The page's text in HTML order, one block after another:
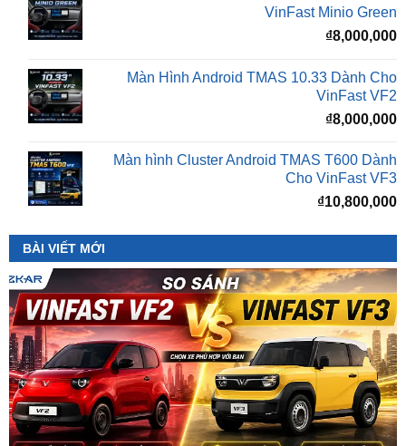
VinFast Minio Green
₫8,000,000
Màn Hình Android TMAS 10.33 Dành Cho
VinFast VF2
₫8,000,000
Màn hình Cluster Android TMAS T600 Dành
Cho VinFast VF3
₫10,800,000
BÀI VIẾT MỚI